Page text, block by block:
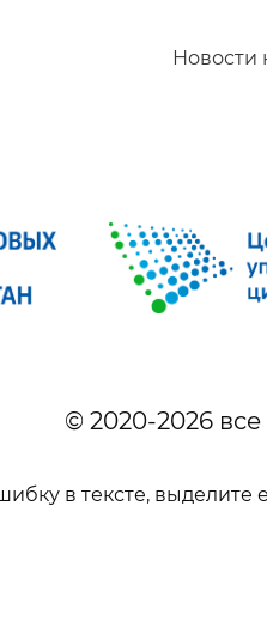
Новости
© 2020-2026
в тексте,